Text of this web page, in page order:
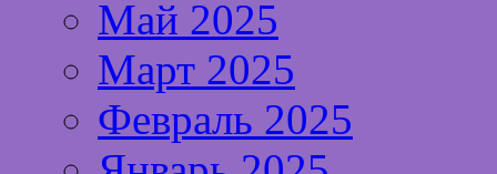
Май 2025
Март 2025
Февраль 2025